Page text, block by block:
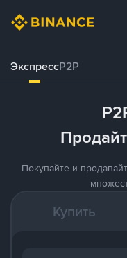
ЭкспрессP2P
Покупайте и
Купить